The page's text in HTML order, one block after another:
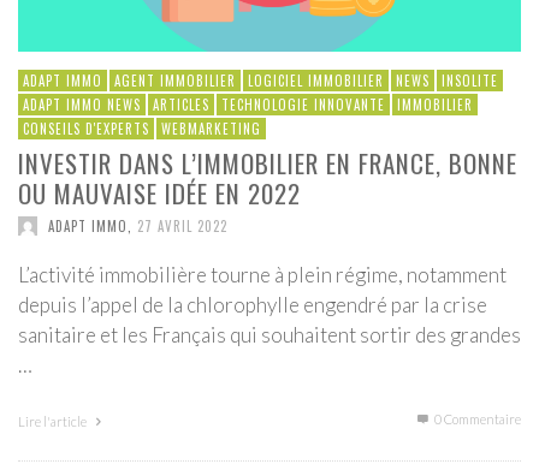
ADAPT IMMO AGENT IMMOBILIER LOGICIEL IMMOBILIER NEWS
INSOLITE
ADAPT IMMO NEWS
ARTICLES TECHNOLOGIE INNOVANTE
IMMOBILIER
CONSEILS D'EXPERTS
WEBMARKETING
INVESTIR DANS L’IMMOBILIER EN FRANCE, BONNE
OU MAUVAISE IDÉE EN 2022
ADAPT IMMO 27 AVRIL 2022
L’activité immobilière tourne à plein régime, notamment
depuis l’appel de la chlorophylle engendré par la crise
sanitaire et les Français qui souhaitent sortir des grandes
…
Lire l'article 0 Commentaire